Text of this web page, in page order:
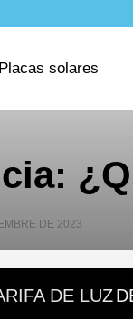
Placas solares
DE 2023
DE LUZ